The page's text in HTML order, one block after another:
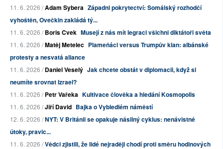
11. 6. 2026 /Adam Sybera Západni pokrytectví: Somálský rozhodčí
vyhoštěn, Ovečkin zakládá tý...
11. 6. 2026 /Boris Cvek Musejí z nás mít legraci všichni diktátoři světa
11. 6. 2026 /Matěj Metelec Plameňáci versus Trumpův klan: albánské
protesty a nesvatá aliance
11. 6. 2026 /Daniel Veselý Jak chcete obstát v diplomacii, když si
neumíte srovnat Izrael?
11. 6. 2026 /Petr Vařeka Kultivace člověka a hledání Kosmopolis
11. 6. 2026 /Jiří David Bajka o Vybledlém náměstí
12. 6. 2026 /NYT: V Británii se opakuje násilný cyklus: nenávistné
útoky, pravic...
11. 6. 2026 /Vědci zjistili, že lidé nejraději chodí proti směru hodinových